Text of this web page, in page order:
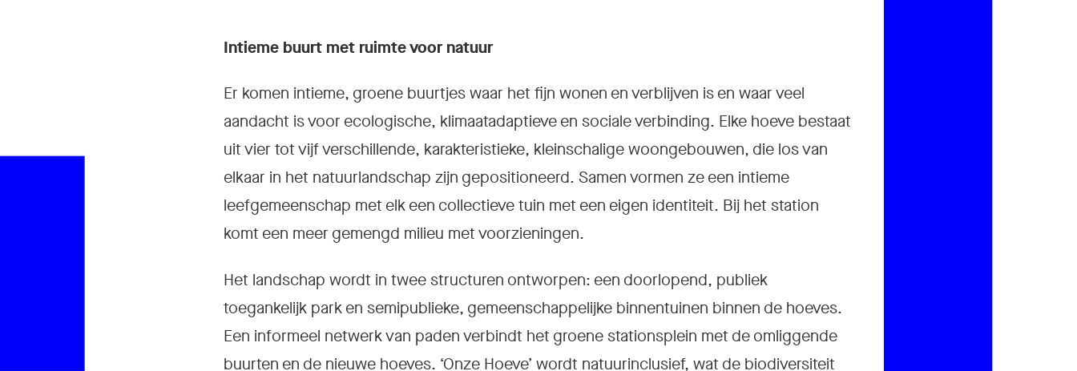
Intieme buurt met ruimte voor natuur
Er komen intieme, groene buurtjes waar het fijn wonen en verblijven is en waar veel
aandacht is voor ecologische, klimaatadaptieve en sociale verbinding. Elke hoeve bestaat
uit vier tot vijf verschillende, karakteristieke, kleinschalige woongebouwen, die los van
elkaar in het natuurlandschap zijn gepositioneerd. Samen vormen ze een intieme
leefgemeenschap met elk een collectieve tuin met een eigen identiteit. Bij het station
komt een meer gemengd milieu met voorzieningen.
Het landschap wordt in twee structuren ontworpen: een doorlopend, publiek
toegankelijk park en semipublieke, gemeenschappelijke binnentuinen binnen de hoeves.
Een informeel netwerk van paden verbindt het groene stationsplein met de omliggende
buurten en de nieuwe hoeves. ‘Onze Hoeve’ wordt natuurinclusief, wat de biodiversiteit